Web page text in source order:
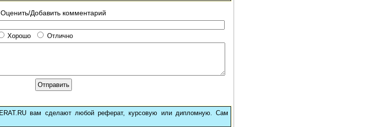
Оценить/Добавить комментарий
Хорошо Отлично
вам сделают любой реферат, курсовую или дипломную. Сам